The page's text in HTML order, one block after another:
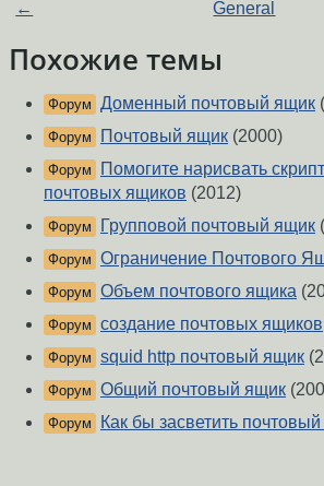
← General
Похожие темы
Форум Доменный почтовый ящик
Форум Почтовый ящик (2000)
Форум
Помогите нарисвать
почтовых ящиков (2012)
Форум Групповой почтовый ящик
Форум Ограничение Почтового
Форум Объем почтового ящика
Форум создание почтовых ящиков
Форум squid http почтовый ящик
Форум Общий почтовый ящик
Форум Как бы засветить